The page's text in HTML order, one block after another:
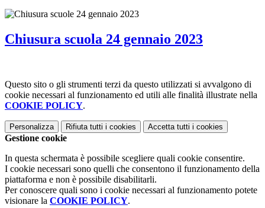
Chiusura scuola 24 gennaio 2023
Questo sito o gli strumenti terzi da questo utilizzati si avvalgono di
cookie necessari al funzionamento ed utili alle finalità illustrate nella
COOKIE POLICY.
Personalizza Rifiuta tutti i cookies Accetta tutti i cookies
Gestione cookie
In questa schermata è possibile scegliere quali cookie consentire.
I cookie necessari sono quelli che consentono il funzionamento della
piattaforma e non è possibile disabilitarli.
Per conoscere quali sono i cookie necessari al funzionamento potete
visionare la COOKIE POLICY.